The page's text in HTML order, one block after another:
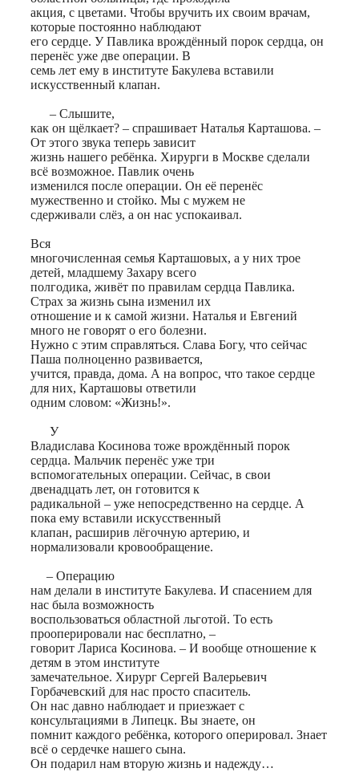
акция, с цветами. Чтобы вручить их своим врачам,
которые постоянно наблюдают
его сердце. У Павлика врождённый порок сердца, он
перенёс уже две операции. В
семь лет ему в институте Бакулева вставили
искусственный клапан.
– Слышите,
как он щёлкает? – спрашивает Наталья Карташова. –
От этого звука теперь зависит
жизнь нашего ребёнка. Хирурги в Москве сделали
всё возможное. Павлик очень
изменился после операции. Он её перенёс
мужественно и стойко. Мы с мужем не
сдерживали слёз, а он нас успокаивал.
Вся
многочисленная семья Карташовых, а у них трое
детей, младшему Захару всего
полгодика, живёт по правилам сердца Павлика.
Страх за жизнь сына изменил их
отношение и к самой жизни. Наталья и Евгений
много не говорят о его болезни.
Нужно с этим справляться. Слава Богу, что сейчас
Паша полноценно развивается,
учится, правда, дома. А на вопрос, что такое сердце
для них, Карташовы ответили
одним словом: «Жизнь!».
У
Владислава Косинова тоже врождённый порок
сердца. Мальчик перенёс уже три
вспомогательных операции. Сейчас, в свои
двенадцать лет, он готовится к
радикальной – уже непосредственно на сердце. А
пока ему вставили искусственный
клапан, расширив лёгочную артерию, и
нормализовали кровообращение.
– Операцию
нам делали в институте Бакулева. И спасением для
нас была возможность
воспользоваться областной льготой. То есть
прооперировали нас бесплатно, –
говорит Лариса Косинова. – И вообще отношение к
детям в этом институте
замечательное. Хирург Сергей Валерьевич
Горбачевский для нас просто спаситель.
Он нас давно наблюдает и приезжает с
консультациями в Липецк. Вы знаете, он
помнит каждого ребёнка, которого оперировал. Знает
всё о сердечке нашего сына.
Он подарил нам вторую жизнь и надежду…